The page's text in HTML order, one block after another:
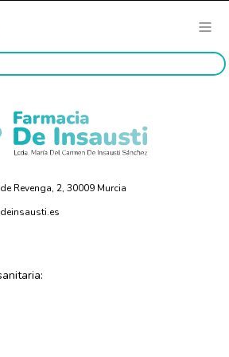
Revenga, 2, 30009 Murcia